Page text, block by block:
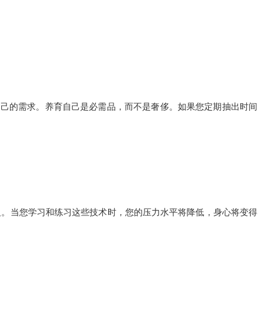
的需求。养育自己是必需品，而不是奢侈。如果您定期抽出时间
当您学习和练习这些技术时，您的压力水平将降低，身心将变得